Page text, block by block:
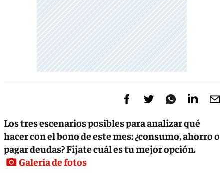
Los tres escenarios posibles para analizar qué
hacer con el bono de este mes: ¿consumo, ahorro o
pagar deudas? Fijate cuál es tu mejor opción.
Galería de fotos